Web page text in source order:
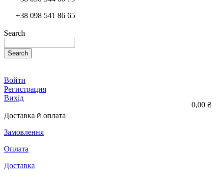
+38 098 541 86 65
Search
Search
0,00 ₴
Войти
Регистрация
Вихід
Доставка й оплата
Замовлення
Оплата
Доставка